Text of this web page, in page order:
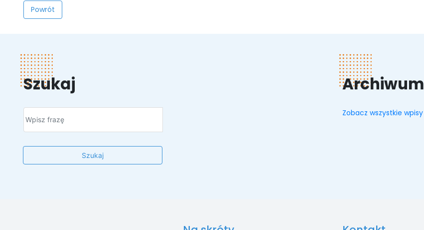
Powrót
Szukaj Archiwum
Zobacz wszystkie wpisy